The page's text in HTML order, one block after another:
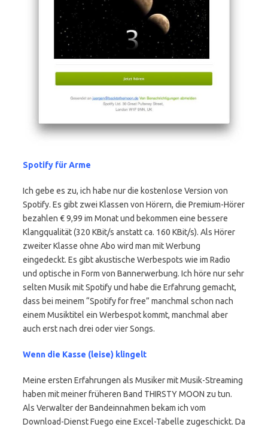
Spotify für Arme
Ich gebe es zu, ich habe nur die kostenlose Version von
Spotify. Es gibt zwei Klassen von Hörern, die Premium-Hörer
bezahlen € 9,99 im Monat und bekommen eine bessere
Klangqualität (320 KBit/s anstatt ca. 160 KBit/s). Als Hörer
zweiter Klasse ohne Abo wird man mit Werbung
eingedeckt. Es gibt akustische Werbespots wie im Radio
und optische in Form von Bannerwerbung. Ich höre nur sehr
selten Musik mit Spotify und habe die Erfahrung gemacht,
dass bei meinem “Spotify for free” manchmal schon nach
einem Musiktitel ein Werbespot kommt, manchmal aber
auch erst nach drei oder vier Songs.
Wenn die Kasse (leise) klingelt
Meine ersten Erfahrungen als Musiker mit Musik-Streaming
haben mit meiner früheren Band THIRSTY MOON zu tun.
Als Verwalter der Bandeinnahmen bekam ich vom
Download-Dienst Fuego eine Excel-Tabelle zugeschickt. Da